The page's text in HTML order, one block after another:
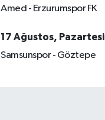
Amed - Erzurumspor FK
17 Ağustos, Pazartesi
Samsunspor - Göztepe